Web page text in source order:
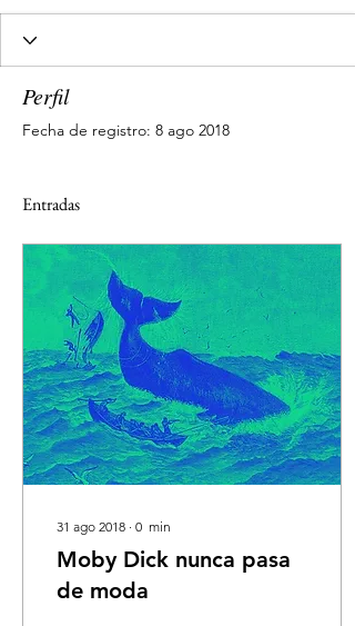
Perfil
Fecha de registro: 8 ago 2018
Entradas
31 ago 2018 ∙ 0 min
Moby Dick nunca pasa
de moda